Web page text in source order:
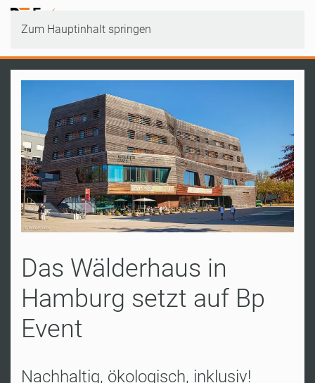
Zum Hauptinhalt springen
Das Wälderhaus in
Hamburg setzt auf Bp
Event
Nachhaltig, ökologisch, inklusiv!